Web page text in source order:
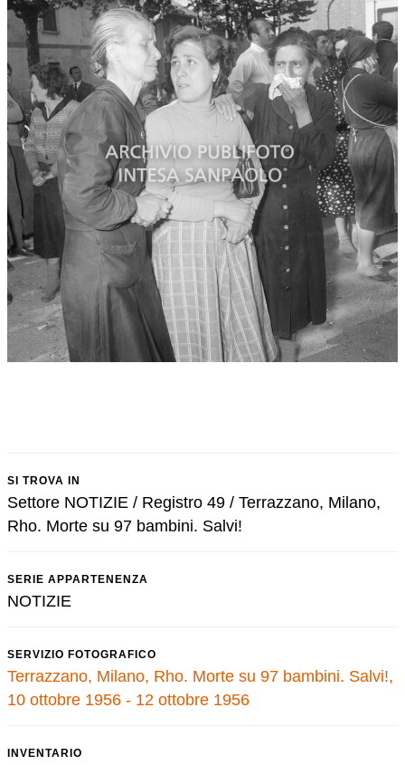
SI TROVA IN
Settore NOTIZIE / Registro 49 / Terrazzano, Milano,
Rho. Morte su 97 bambini. Salvi!
SERIE APPARTENENZA
NOTIZIE
SERVIZIO FOTOGRAFICO
Terrazzano, Milano, Rho. Morte su 97 bambini. Salvi!,
10 ottobre 1956 - 12 ottobre 1956
INVENTARIO